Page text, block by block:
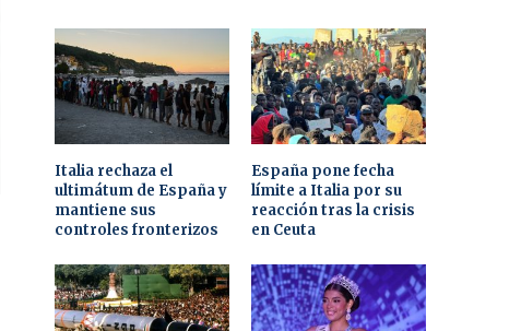
Italia rechaza el
ultimátum de España y
mantiene sus
controles fronterizos
España pone fecha
límite a Italia por su
reacción tras la crisis
en Ceuta